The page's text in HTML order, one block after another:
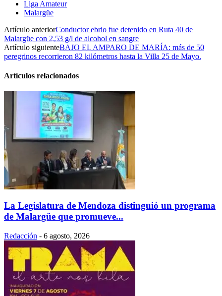
Liga Amateur
Malargüe
Artículo anteriorConductor ebrio fue detenido en Ruta 40 de
Malargüe con 2,53 g/l de alcohol en sangre
Artículo siguienteBAJO EL AMPARO DE MARÍA: más de 50
peregrinos recorrieron 82 kilómetros hasta la Villa 25 de Mayo.
Artículos relacionados
La Legislatura de Mendoza distinguió un programa
de Malargüe que promueve...
Redacción - 6 agosto, 2026